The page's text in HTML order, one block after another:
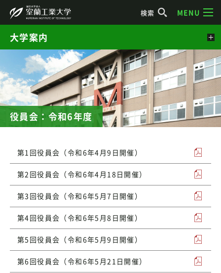
検索 MENU
役員会：令和6年度
第1回役員会（令和6年4月9日開催）
第2回役員会（令和6年4月18日開催）
第3回役員会（令和6年5月7日開催）
第4回役員会（令和6年5月8日開催）
第5回役員会（令和6年5月9日開催）
第6回役員会（令和6年5月21日開催）
大学案内